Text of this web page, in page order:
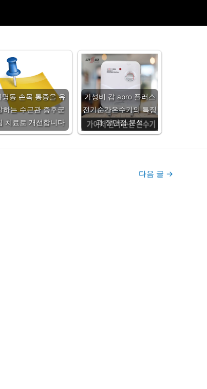
명동 손목 통증을 유
하는 수근관 증후군
치료로 개선합니다
가성비 갑 apro 플러스
전기순간온수기의 특징
과 장단점 분석
다음 글 →